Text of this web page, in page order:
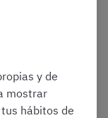
y de
mostrar
hábitos de